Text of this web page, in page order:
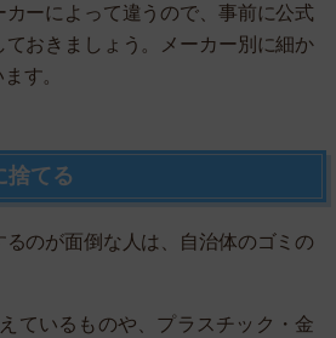
カーによって違うので、事前に公式
おきましょう。メーカー別に細か
す。
てる
のが面倒な人は、自治体のゴミの
ているものや、プラスチック・金